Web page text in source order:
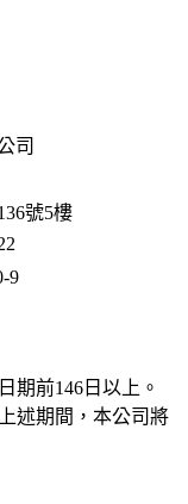
司
號5樓
9
期前146 日以上。
述期間，本公司將